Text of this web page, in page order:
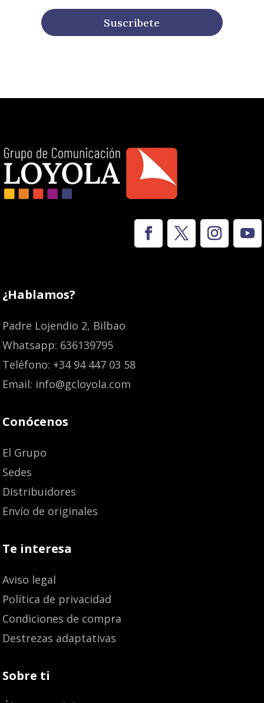
Suscríbete
¿Hablamos?
Padre Lojendio 2, Bilbao
Whatsapp: 636139795
Teléfono: +34 94 447 03 58
Email: info@gcloyola.com
Conócenos
El Grupo
Sedes
Distribuidores
Envío de originales
Te interesa
Aviso legal
Política de privacidad
Condiciones de compra
Destrezas adaptativas
Sobre ti